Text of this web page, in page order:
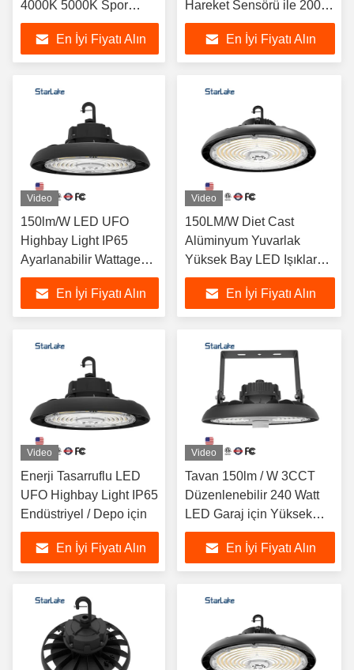
4000K 5000K Spor
salonları / depolar /
garajlar içinEn İyi Fiyatı Alın
Hareket Sensörü ile 200W
LED Yüksek Körfez Işıkları
En İyi Fiyatı Alın
Video
150lm/W LED UFO
Highbay Light IP65
Ayarlanabilir Wattage
Renk Sıcaklığı ile
En İyi Fiyatı Alın
Video
150LM/W Diet Cast
Alüminyum Yuvarlak
Yüksek Bay LED Işıklar
Depo için Su geçirmez
En İyi Fiyatı Alın
Video
Enerji Tasarruflu LED
UFO Highbay Light IP65
Endüstriyel / Depo için
En İyi Fiyatı Alın
Video
Tavan 150lm / W 3CCT
Düzenlenebilir 240 Watt
LED Garaj için Yüksek
Bay Işık
En İyi Fiyatı Alın